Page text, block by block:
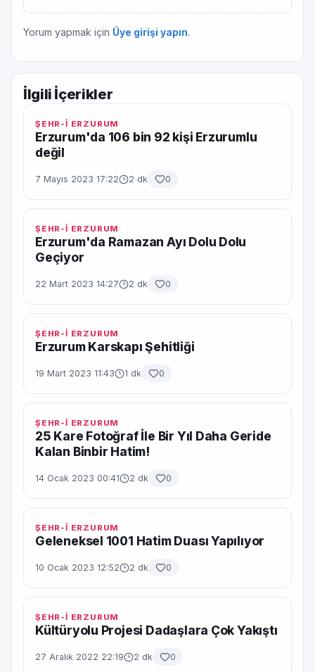
Yorum yapmak için Üye girişi yapın.
İlgili İçerikler
ŞEHR-İ ERZURUM
Erzurum'da 106 bin 92 kişi Erzurumlu
değil
7 Mayıs 2023 17:22 2 dk 0
ŞEHR-İ ERZURUM
Erzurum'da Ramazan Ayı Dolu Dolu
Geçiyor
22 Mart 2023 14:27 2 dk 0
ŞEHR-İ ERZURUM
Erzurum Karskapı Şehitliği
19 Mart 2023 11:43 1 dk 0
ŞEHR-İ ERZURUM
25 Kare Fotoğraf İle Bir Yıl Daha Geride
Kalan Binbir Hatim!
14 Ocak 2023 00:41 2 dk 0
ŞEHR-İ ERZURUM
Geleneksel 1001 Hatim Duası Yapılıyor
10 Ocak 2023 12:52 2 dk 0
ŞEHR-İ ERZURUM
Kültüryolu Projesi Dadaşlara Çok Yakıştı
27 Aralık 2022 22:19 2 dk 0